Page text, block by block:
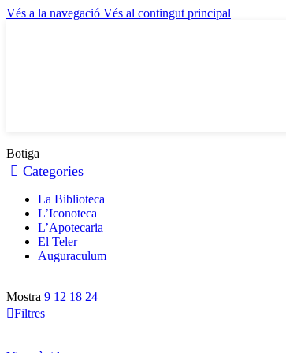
Vés a la navegació Vés al contingut principal
Botiga
Categories
La Biblioteca
L’Iconoteca
L’Apotecaria
El Teler
Auguraculum
Mostra 9 12 18 24
Filtres